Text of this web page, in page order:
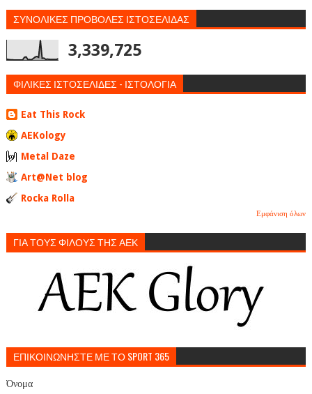
ΣΥΝΟΛΙΚΕΣ ΠΡΟΒΟΛΕΣ ΙΣΤΟΣΕΛΙΔΑΣ
3,339,725
ΦΙΛΙΚΕΣ ΙΣΤΟΣΕΛΙΔΕΣ - ΙΣΤΟΛΟΓΙΑ
Eat This Rock
AEKology
Metal Daze
Art@Net blog
Rocka Rolla
Εμφάνιση όλων
ΓΙΑ ΤΟΥΣ ΦΙΛΟΥΣ ΤΗΣ ΑΕΚ
ΕΠΙΚΟΙΝΩΝΗΣΤΕ ΜΕ ΤΟ SPORT 365
Όνομα